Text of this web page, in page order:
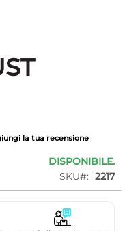
la tua recensione
DISPONIBILE.
SKU
2217